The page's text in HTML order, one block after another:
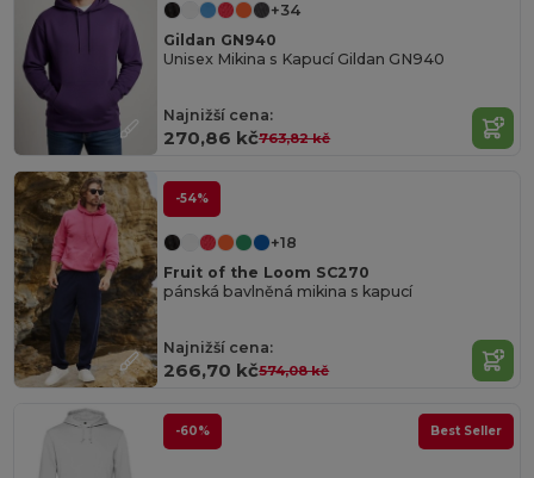
+34
Gildan GN940
Unisex Mikina s Kapucí Gildan GN940
Najnižší cena:
270,86 kč763,82 kč
-54%
+18
Fruit of the Loom SC270
pánská bavlněná mikina s kapucí
Najnižší cena:
266,70 kč574,08 kč
-60% Best Seller